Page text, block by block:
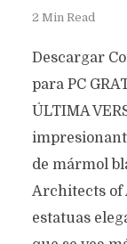
2 Min Read
Descargar
para PC
ÚLTIMA
de mármol
Architects of
estatuas